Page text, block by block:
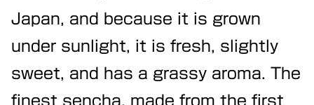
Japan, and because it is grown
under sunlight, it is fresh, slightly
sweet, and has a grassy aroma. The
finest sencha, made from the first